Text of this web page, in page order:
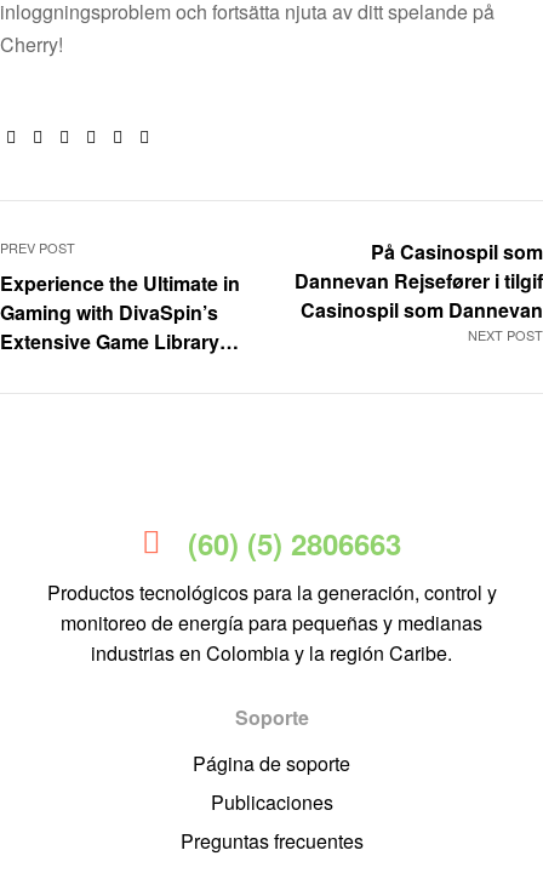
inloggningsproblem och fortsätta njuta av ditt spelande på
Cherry!
Facebook
TwitterLinkedinGoogle+Pinterest
PREV POST
Experience the Ultimate in
Gaming with DivaSpin’s
Extensive Game Library
NEXT POST
På Casinospil som
Dannevan Rejsefører i tilgif
Casinospil som Dannevan
(60) (5) 2806663
Productos tecnológicos para la generación, control y
monitoreo de energía para pequeñas y medianas
industrias en Colombia y la región Caribe.
Soporte
Página de soporte
Publicaciones
Preguntas frecuentes